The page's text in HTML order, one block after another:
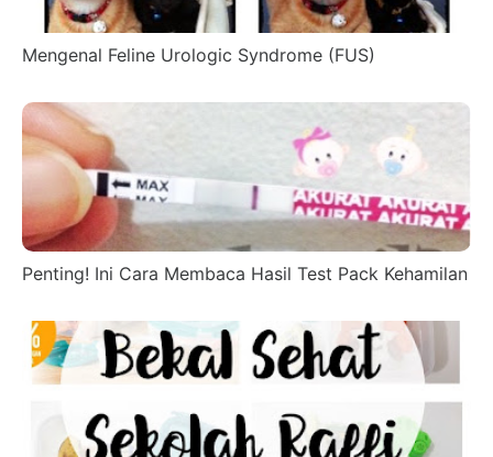
Mengenal Feline Urologic Syndrome (FUS)
Penting! Ini Cara Membaca Hasil Test Pack Kehamilan